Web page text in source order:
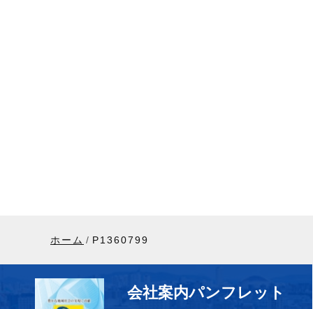
ホーム P1360799
会社案内パンフレット